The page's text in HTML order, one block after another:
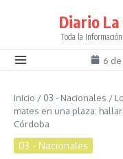
Diario La
Toda la
6
Inicio / 03 - Nacionales /
mates en una plaza:
Córdoba
03 - Nacionales